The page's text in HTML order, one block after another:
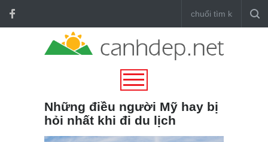
Những điều người Mỹ hay bị
hỏi nhất khi đi du lịch